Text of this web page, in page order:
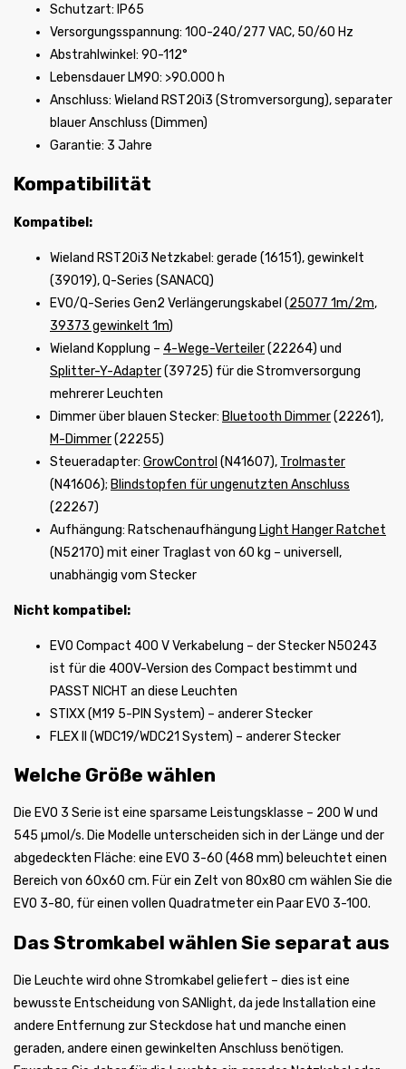
Schutzart: IP65
Versorgungsspannung: 100-240/277 VAC, 50/60 Hz
Abstrahlwinkel: 90-112°
Lebensdauer LM90: >90.000 h
Anschluss: Wieland RST20i3 (Stromversorgung), separater
blauer Anschluss (Dimmen)
Garantie: 3 Jahre
Kompatibilität
Kompatibel:
Wieland RST20i3 Netzkabel: gerade (16151), gewinkelt
(39019), Q-Series (SANACQ)
EVO/Q-Series Gen2 Verlängerungskabel (25077 1m/2m,
39373 gewinkelt 1m)
Wieland Kopplung – 4-Wege-Verteiler(22264) und
Splitter-Y-Adapter(39725) für die Stromversorgung
mehrerer Leuchten
Dimmer über blauen Stecker: Bluetooth Dimmer(22261),
M-Dimmer(22255)
Steueradapter: GrowControl (N41607), Trolmaster
(N41606); Blindstopfen für ungenutzten Anschluss
(22267)
Aufhängung: Ratschenaufhängung Light Hanger Ratchet
(N52170) mit einer Traglast von 60 kg – universell,
unabhängig vom Stecker
Nicht kompatibel:
EVO Compact 400 V Verkabelung – der Stecker N50243
ist für die 400V-Version des Compact bestimmt und
PASST NICHT an diese Leuchten
STIXX (M19 5-PIN System) – anderer Stecker
FLEX II (WDC19/WDC21 System) – anderer Stecker
Welche Größe wählen
Die EVO 3 Serie ist eine sparsame Leistungsklasse – 200 W und
545 µmol/s. Die Modelle unterscheiden sich in der Länge und der
abgedeckten Fläche: eine EVO 3-60 (468 mm) beleuchtet einen
Bereich von 60x60 cm. Für ein Zelt von 80x80 cm wählen Sie die
EVO 3-80, für einen vollen Quadratmeter ein Paar EVO 3-100.
Das Stromkabel wählen Sie separat aus
Die Leuchte wird ohne Stromkabel geliefert – dies ist eine
bewusste Entscheidung von SANlight, da jede Installation eine
andere Entfernung zur Steckdose hat und manche einen
geraden, andere einen gewinkelten Anschluss benötigen.